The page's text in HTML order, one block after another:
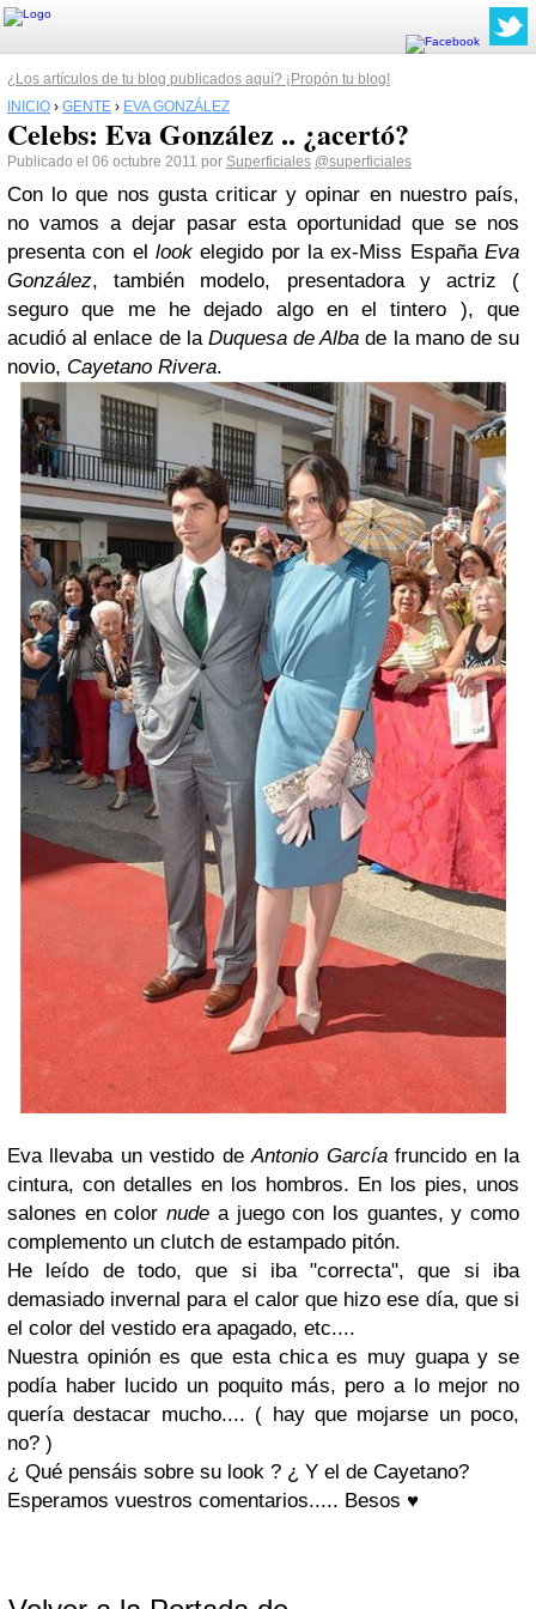
¿Los artículos de tu blog publicados aquí? ¡Propón tu blog!
INICIO › GENTE › EVA GONZÁLEZ
Celebs: Eva González .. ¿acertó?
Publicado el 06 octubre 2011 por Superficiales @superficiales
Con lo que nos gusta criticar y opinar en nuestro país,
no vamos a dejar pasar esta oportunidad que se nos
presenta con el look elegido por la ex-Miss EspañaEva
González, también modelo, presentadora y actriz (
seguro que me he dejado algo en el tintero ), que
acudió al enlace de la Duquesa de Alba de la mano de su
novio, Cayetano Rivera.
Eva llevaba un vestido deAntonio Garcíafruncido en la
cintura, con detalles en los hombros. En los pies, unos
salones en colornude a juego con los guantes, y como
complemento un clutch de estampado pitón.
He leído de todo, que si iba "correcta", que si iba
demasiado invernal para el calor que hizo ese día, que si
el color del vestido era apagado, etc....
Nuestra opinión es que esta chica es muy guapa y se
podía haber lucido un poquito más, pero a lo mejor no
quería destacar mucho.... ( hay que mojarse un poco,
no? )
¿ Qué pensáis sobre su look ? ¿ Y el de Cayetano?
Esperamos vuestros comentarios..... Besos ♥